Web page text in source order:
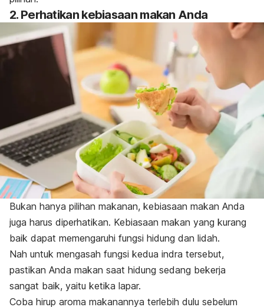
2. Perhatikan kebiasaan makan Anda
Bukan hanya pilihan makanan, kebiasaan makan Anda
juga harus diperhatikan. Kebiasaan makan yang kurang
baik dapat memengaruhi fungsi hidung dan lidah.
Nah untuk mengasah fungsi kedua indra tersebut,
pastikan Anda makan saat hidung sedang bekerja
sangat baik, yaitu ketika lapar.
Coba hirup aroma makanannya terlebih dulu sebelum